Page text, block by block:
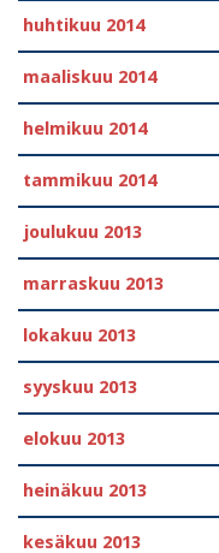
huhtikuu 2014
maaliskuu 2014
helmikuu 2014
tammikuu 2014
joulukuu 2013
marraskuu 2013
lokakuu 2013
syyskuu 2013
elokuu 2013
heinäkuu 2013
kesäkuu 2013